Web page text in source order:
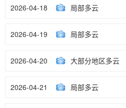
2026-04-18 局部多云
2026-04-19 局部多云
2026-04-20 大部分地区多云
2026-04-21 局部多云